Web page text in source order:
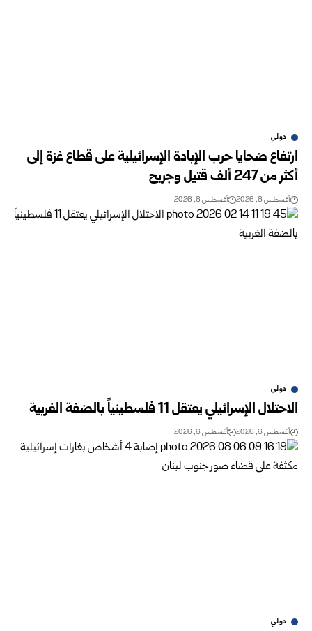
دولي
ارتفاع ضحايا حرب الإبادة الإسرائيلية على قطاع غزة إلى
أكثر من 247 ألف قتيل وجريح
أغسطس 6, 2026 أغسطس 6, 2026
دولي
الاحتلال الإسرائيلي يعتقل 11 فلسطينياً بالضفة الغربية
أغسطس 6, 2026 أغسطس 6, 2026
دولي